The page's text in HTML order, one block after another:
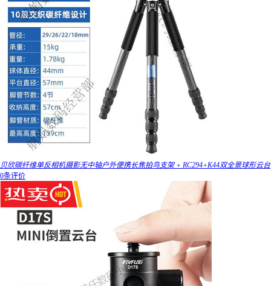
贝欣碳纤维单反相机摄影无中轴户外便携长焦拍鸟支架 + RC294+K44双全景球形云台
0条评价